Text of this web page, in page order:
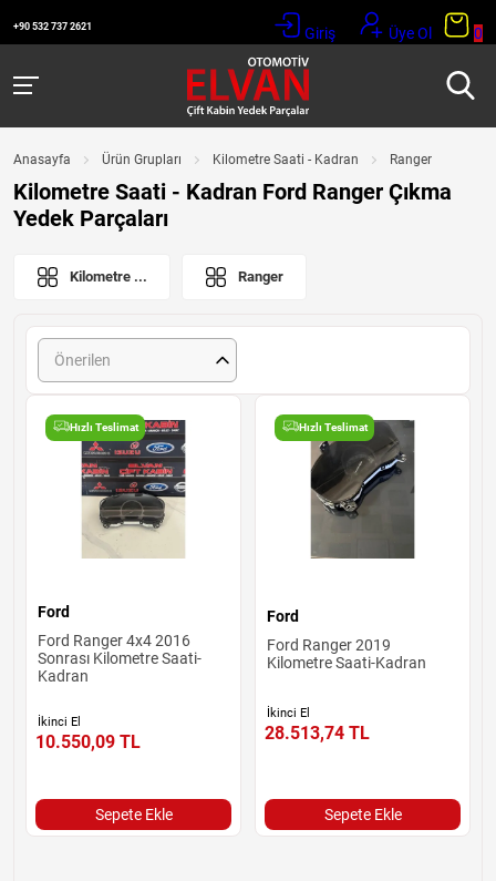
+90 532 737 2621 Giriş Üye Ol 0
Anasayfa Ürün Grupları Kilometre Saati - Kadran Ranger
Kilometre Saati - Kadran Ford Ranger Çıkma
Yedek Parçaları
Kilometre ... Ranger
Önerilen
Hızlı Teslimat
Ford
Ford Ranger 4x4 2016
Sonrası Kilometre Saati-
Kadran
İkinci El
10.550,09 TL
Sepete Ekle
Hızlı Teslimat
Ford
Ford Ranger 2019
Kilometre Saati-Kadran
İkinci El
28.513,74 TL
Sepete Ekle